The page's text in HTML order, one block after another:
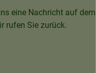
eine Nachricht auf dem
rufen Sie zurück.